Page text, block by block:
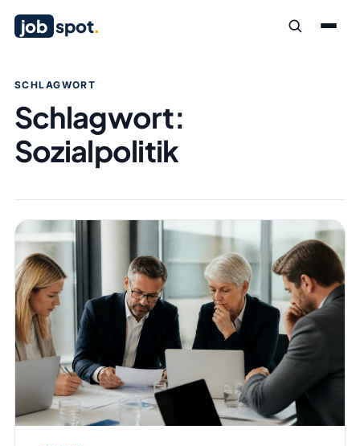
job spot.
SCHLAGWORT
Schlagwort:
Sozialpolitik